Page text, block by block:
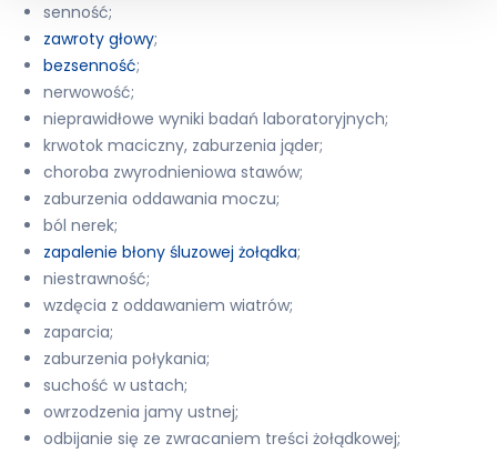
senność;
zawroty głowy;
bezsenność;
nerwowość;
nieprawidłowe wyniki badań laboratoryjnych;
krwotok maciczny, zaburzenia jąder;
choroba zwyrodnieniowa stawów;
zaburzenia oddawania moczu;
ból nerek;
zapalenie błony śluzowej żołądka;
niestrawność;
wzdęcia z oddawaniem wiatrów;
zaparcia;
zaburzenia połykania;
suchość w ustach;
owrzodzenia jamy ustnej;
odbijanie się ze zwracaniem treści żołądkowej;